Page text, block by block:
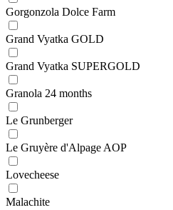
Gorgonzola Dolce Farm
Grand Vyatka GOLD
Grand Vyatka SUPERGOLD
Granola 24 months
Le Grunberger
Le Gruyère d'Alpage AOP
Lovecheese
Malachite